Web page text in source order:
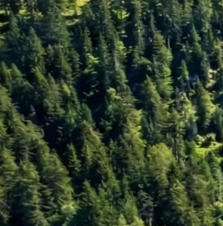
Wirtschaftsprüfung
Gesetzliche Revisionen
Spezialprüfungen
Vorsorge & öffentliche Organisationen
Interne Kontrollen & Prozessprüfungen
Beratung
Gründung & Entwicklung
Umstrukturierung & Sanierung
Nachfolge & Transaktionen
Bewertung & Planung
News